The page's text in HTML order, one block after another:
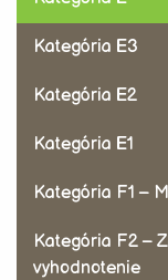
Kategória E3
Kategória E2
Kategória E1
Kategória F1 –
Kategória F2 –
vyhodnotenie